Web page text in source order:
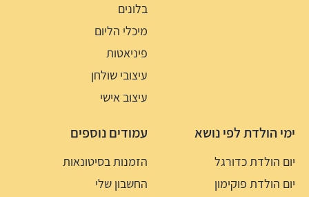
בלונים
מיכלי הליום
פיניאטות
עיצובי שולחן
עיצוב אישי
ימי הולדת לפי נושא
יום הולדת כדורגל
יום הולדת פוקימון
עמודים נוספים
הזמנות בסיטונאות
החשבון שלי